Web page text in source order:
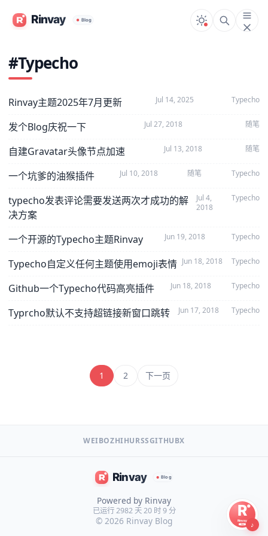
#Typecho
Rinvay主题2025年7月更新 Jul 14, 2025 Typecho
发个Blog庆祝一下 Jul 27, 2018 随笔
自建Gravatar头像节点加速 Jul 13, 2018 随笔
一个坑爹的油猴插件 Jul 10, 2018 随笔 Typecho
typecho发表评论需要发送两次才成功的解
决方案
Jul 4,
2018
Typecho
一个开源的Typecho主题Rinvay Jun 19, 2018 Typecho
Typecho自定义任何主题使用emoji表情 Jun 18, 2018 Typecho
Github一个Typecho代码高亮插件 Jun 18, 2018 Typecho
Typrcho默认不支持超链接新窗口跳转 Jun 17, 2018 Typecho
1 2 下一页
WEIBOZHIHURSSGITHUBX
Powered by Rinvay
已运行 2982 天 20 时 9 分
© 2026 Rinvay Blog ♪